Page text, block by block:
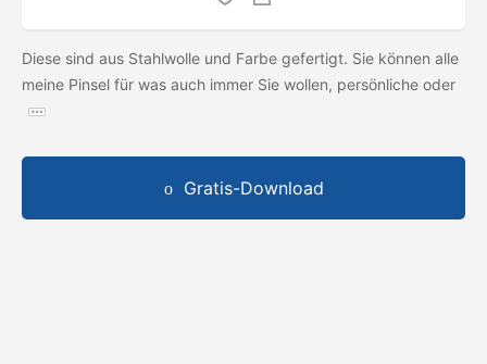
Diese sind aus Stahlwolle und Farbe gefertigt. Sie können alle
meine Pinsel für was auch immer Sie wollen, persönliche oder
Gratis-Download